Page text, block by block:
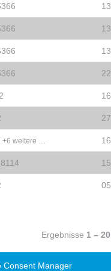
+6 weitere …
Ergebnisse 1 – 20
Consent Manager